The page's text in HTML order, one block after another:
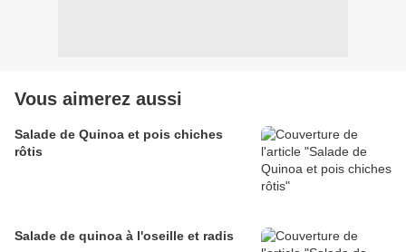
Vous aimerez aussi
Salade de Quinoa et pois chiches
rôtis
Salade de quinoa à l'oseille et radis